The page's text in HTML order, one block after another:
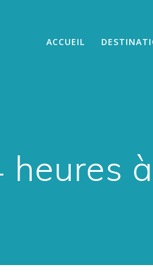
ACCUEIL
heures